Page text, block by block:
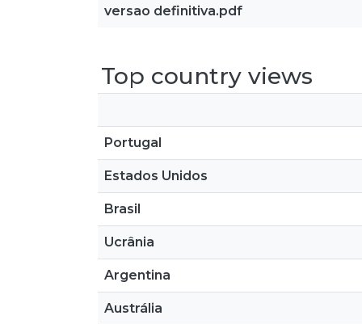
versao definitiva.pdf
Top country views
Portugal
Estados Unidos
Brasil
Ucrânia
Argentina
Austrália